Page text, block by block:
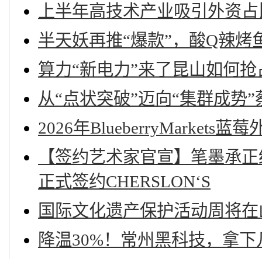
上半年高技术产业吸引外资
半天妖再推“爆款”，酸Q辣烤
算力“新电力”来了昆山如何
从“点状突破”迈向“集群成势
2026年BlueberryMarkets蓝
【签约艺术家官宣】笔墨承
正式签约CHERSLON‘S
国际文化遗产保护活动周将
降温30%！常州黑科技，拿